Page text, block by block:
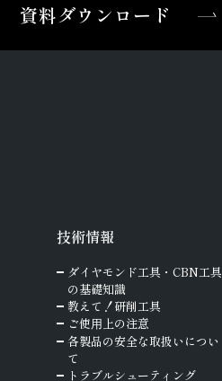
資料ダウンロード
技術情報
ダイヤモンド工具・ CBN工具
の基礎知識
教えて！研削工具
ご使⽤上の注意
各製品の安全な取扱いについ
て
トラブルシューティング